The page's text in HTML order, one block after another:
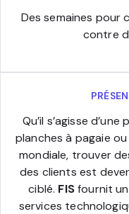
Des semaines pour
contre
Qu’il s’agisse
planches à pagaie
mondiale, trouver
des clients est
ciblé. FISfournit
services